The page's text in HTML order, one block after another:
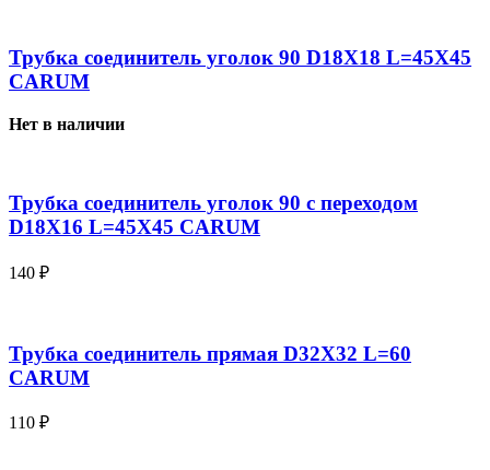
Трубка соединитель уголок 90 D18X18 L=45X45
CARUM
Нет в наличии
Трубка соединитель уголок 90 с переходом
D18X16 L=45X45 CARUM
140 ₽
Трубка соединитель прямая D32X32 L=60
CARUM
110 ₽